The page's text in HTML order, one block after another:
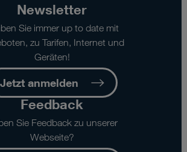
Newsletter
Sie immer up to date mit
zu Tarifen, Internet und
Geräten!
Jetzt anmelden
Feedback
Sie Feedback zu unserer
Webseite?